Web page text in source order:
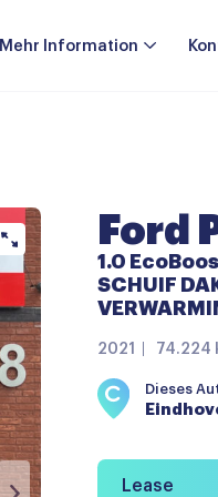
Mehr Information
Ford
1.0
SCHUIF
2021 74.224
Lease
Dieses